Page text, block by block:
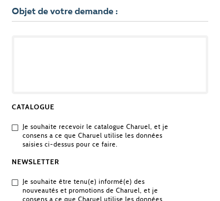
Objet de votre demande :
CATALOGUE
Je souhaite recevoir le catalogue Charuel, et je
consens a ce que Charuel utilise les données
saisies ci-dessus pour ce faire.
NEWSLETTER
Je souhaite être tenu(e) informé(e) des
nouveautés et promotions de Charuel, et je
consens a ce que Charuel utilise les données